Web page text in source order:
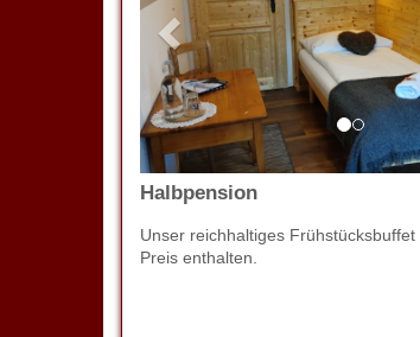
Halbpension
Unser reichhaltiges
Preis enthalten.